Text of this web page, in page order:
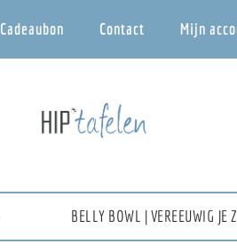
Cadeaubon Contact Mijn
BELLY BOWL | VEREEUWIG JE